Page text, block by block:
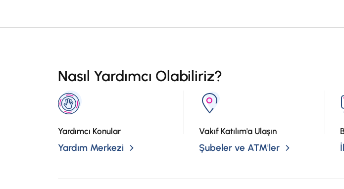
Nasıl Yardımcı Olabiliriz?
Yardımcı Konular
Yardım Merkezi
Vakıf Katılım'a Ulaşın
Şubeler ve ATM'ler